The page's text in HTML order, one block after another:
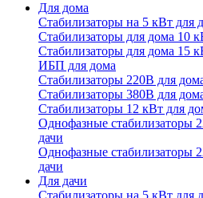
Для дома
Стабилизаторы на 5 кВт для
Стабилизаторы для дома 10
Стабилизаторы для дома 15
ИБП для дома
Стабилизаторы 220В для
Стабилизаторы 380В для
Стабилизаторы 12 кВт для
Однофазные стабилизаторы
дачи
Однофазные стабилизаторы
дачи
Для дачи
Стабилизаторы на 5 кВт для